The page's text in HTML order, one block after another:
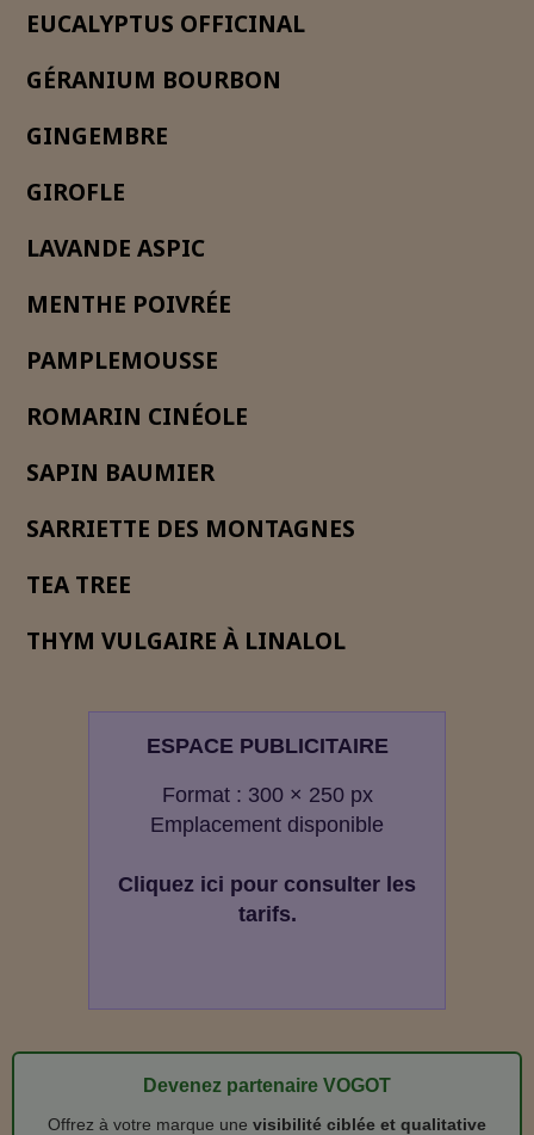
EUCALYPTUS OFFICINAL
GÉRANIUM BOURBON
GINGEMBRE
GIROFLE
LAVANDE ASPIC
MENTHE POIVRÉE
PAMPLEMOUSSE
ROMARIN CINÉOLE
SAPIN BAUMIER
SARRIETTE DES MONTAGNES
TEA TREE
THYM VULGAIRE À LINALOL
ESPACE PUBLICITAIRE
Format : 300 × 250 px
Emplacement disponible
Cliquez ici pour consulter les
tarifs.
Devenez partenaire VOGOT
Offrez à votre marque une visibilité ciblée et qualitative